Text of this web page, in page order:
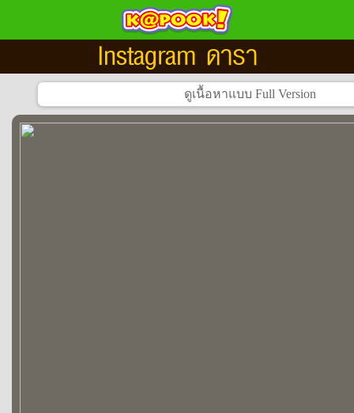
Instagram ดารา